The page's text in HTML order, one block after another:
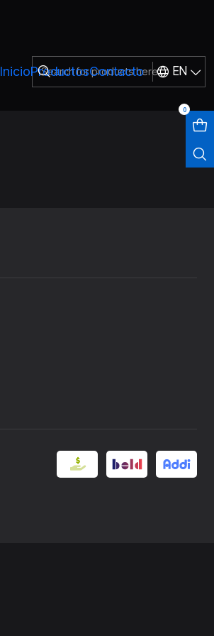
InicioProductosContacto EN
0